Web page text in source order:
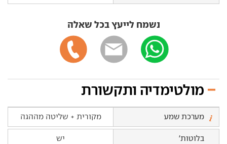
נשמח לייעץ בכל שאלה
מולטימדיה ותקשורת
מערכת שמע מקורית + שליטה מההגה
בלוטות' יש